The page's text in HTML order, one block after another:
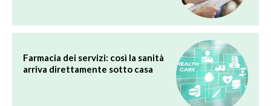
Farmacia dei servizi: così la sanità
arriva direttamente sotto casa